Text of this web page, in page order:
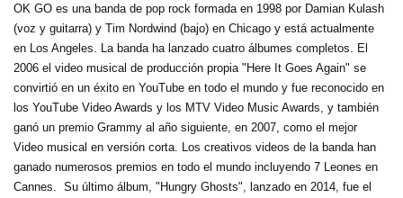
OK GO es una banda de pop rock formada en 1998 por Damian Kulash
(voz y guitarra) y Tim Nordwind (bajo) en Chicago y está actualmente
en Los Angeles. La banda ha lanzado cuatro álbumes completos. El
2006 el video musical de producción propia "Here It Goes Again" se
convirtió en un éxito en YouTube en todo el mundo y fue reconocido en
los YouTube Video Awards y los MTV Video Music Awards, y también
ganó un premio Grammy al año siguiente, en 2007, como el mejor
Video musical en versión corta. Los creativos videos de la banda han
ganado numerosos premios en todo el mundo incluyendo 7 Leones en
Cannes. Su último álbum, "Hungry Ghosts", lanzado en 2014, fue el